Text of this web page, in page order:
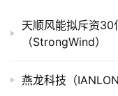
重
登录
天顺风能拟斥资30
（StrongWind）
燕龙科技（